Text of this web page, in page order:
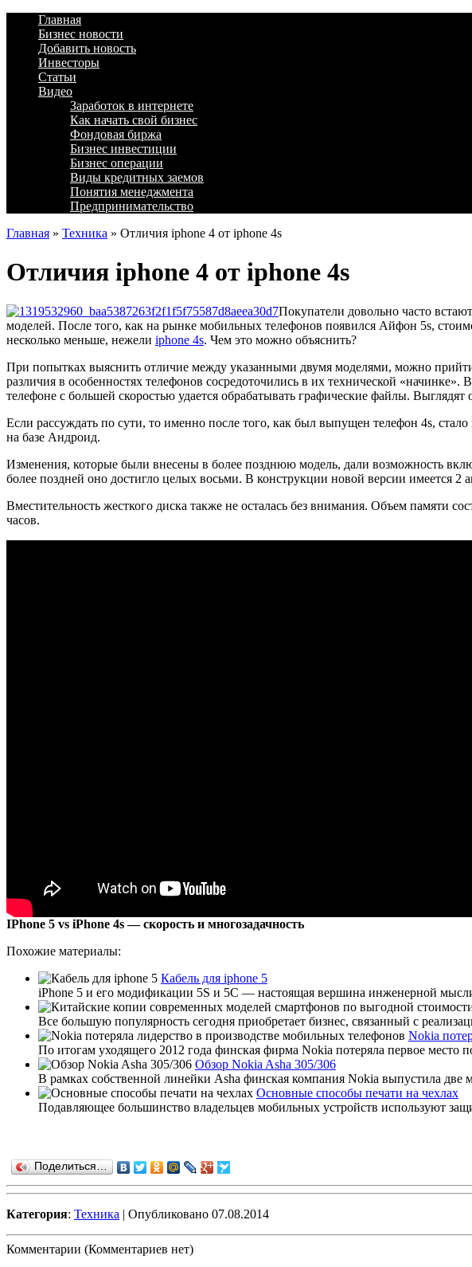
Главная
Бизнес новости
Добавить новость
Инвесторы
Статьи
Видео
Заработок в интернете
Как начать свой бизнес
Фондовая биржа
Бизнес инвестиции
Бизнес операции
Виды кредитных заемов
Понятия менеджмента
Предпринимательство
Главная » Техника » Отличия iphone 4 от iphone 4s
Отличия iphone 4 от iphone 4s
Покупатели довольно часто
моделей. После того, как на рынке мобильных телефонов появился Айфон 5s,
несколько меньше, нежели iphone 4s. Чем это можно объяснить?
При попытках выяснить отличие между указанными двумя моделями, можно
различия в особенностях телефонов сосредоточились в их технической
телефоне с большей скоростью удается обрабатывать графические файлы.
Если рассуждать по сути, то именно после того, как был выпущен телефон 4s,
на базе Андроид.
Изменения, которые были внесены в более позднюю модель, дали возможность
более поздней оно достигло целых восьми. В конструкции новой версии имеется 2
Вместительность жесткого диска также не осталась без внимания. Объем памяти
часов.
IPhone 5 vs iPhone 4s — скорость и многозадачность
Похожие материалы:
Кабель для iphone 5
iPhone 5 и его модификации 5S и 5C — настоящая вершина инженерной
Все большую популярность сегодня приобретает бизнес, связанный с
Nokia
По итогам уходящего 2012 года финская фирма Nokia потеряла первое
Обзор Nokia Asha 305/306
В рамках собственной линейки Asha финская компания Nokia выпустила
Основные способы печати на чехлах
Подавляющее большинство владельцев мобильных устройств используют
Поделиться…
Категория: Техника | Опубликовано 07.08.2014
Комментарии (Комментариев нет)